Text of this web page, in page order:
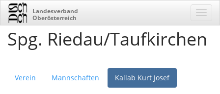
Landesverband
Oberösterreich
Spg. Riedau/Taufkirchen
Verein Mannschaften Kallab Kurt Josef